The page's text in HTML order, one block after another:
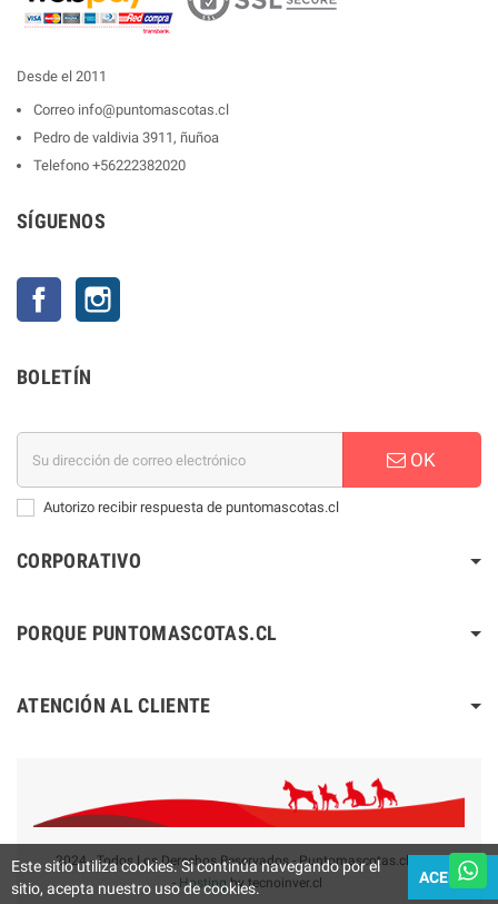
Desde el 2011
Correo info@puntomascotas.cl
Pedro de valdivia 3911, ñuñoa
Telefono +56222382020
SÍGUENOS
Facebook
BOLETÍN
OK
Autorizo recibir respuesta de puntomascotas.cl
CORPORATIVO
PORQUE PUNTOMASCOTAS.CL
ATENCIÓN AL CLIENTE
2024 - Todos Los Derechos Reservados - Puntomascotas.cl V2.0
-Hosting by tecnoinver.cl
Este sitio utiliza cookies. Si continúa navegando por el
sitio, acepta nuestro uso de cookies.
ACEPTAR